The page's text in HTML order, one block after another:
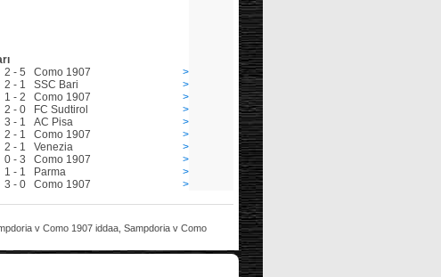
2 - 5 Como 1907
>
2 - 1 SSC Bari
>
1 - 2 Como 1907
>
2 - 0 FC Sudtirol
>
3 - 1 AC Pisa
>
2 - 1 Como 1907
>
2 - 1 Venezia
>
0 - 3 Como 1907
>
1 - 1 Parma
>
3 - 0 Como 1907 >
v Como 1907 iddaa, Sampdoria v Como